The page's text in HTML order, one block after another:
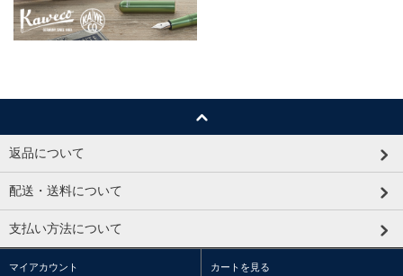
返品について
配送・送料について
支払い方法について
マイアカウント カートを見る